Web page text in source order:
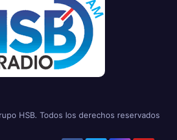
HSB. Todos los derechos reservados